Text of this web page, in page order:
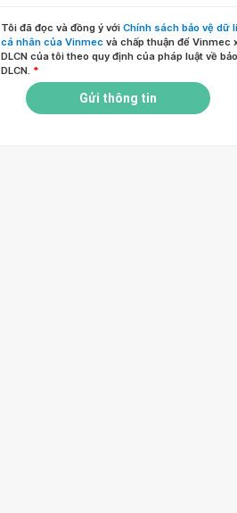
Tôi đã đọc và đồng ý với Chính sách bảo vệ dữ
cá nhân của Vinmec và chấp thuận để Vinmec
DLCN của tôi theo quy định của pháp luật về
DLCN. *
Gửi thông tin